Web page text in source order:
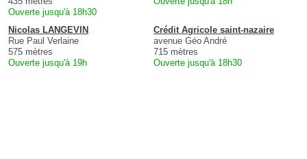
Ouverte jusqu'à 18h30
Nicolas LANGEVIN
Rue Paul Verlaine
575 mètres
Ouverte jusqu'à 19h
Crédit Agricole saint-nazaire
avenue Géo André
715 mètres
Ouverte jusqu'à 18h30